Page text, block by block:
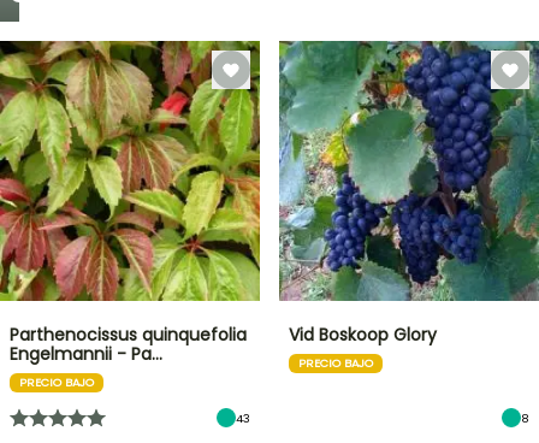
Parthenocissus quinquefolia
Engelmannii - Pa…
PRECIO BAJO
43
Vid Boskoop Glory
PRECIO BAJO
8